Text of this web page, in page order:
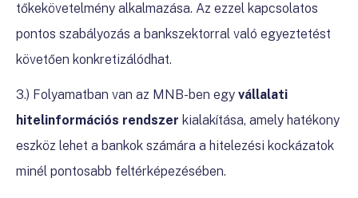
tőkekövetelmény alkalmazása. Az ezzel kapcsolatos
pontos szabályozás a bankszektorral való egyeztetést
követően konkretizálódhat.
3.) Folyamatban van az MNB-ben egy vállalati
hitelinformációs rendszer kialakítása, amely hatékony
eszköz lehet a bankok számára a hitelezési kockázatok
minél pontosabb feltérképezésében.